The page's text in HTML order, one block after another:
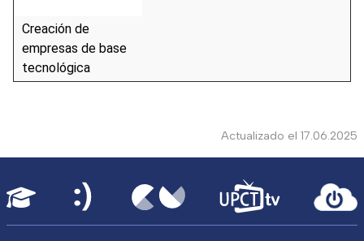
Creación de
empresas de base
tecnológica
Actualizado el 17.06.2025